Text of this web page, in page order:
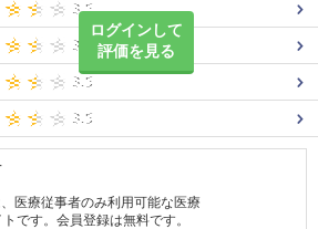
ログインして
評価を見る
医療従事者のみ利用可能な医療
です。会員登録は無料です。